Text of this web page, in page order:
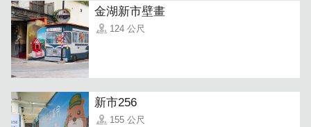
金湖新市壁畫
124 公尺
新市256
155 公尺